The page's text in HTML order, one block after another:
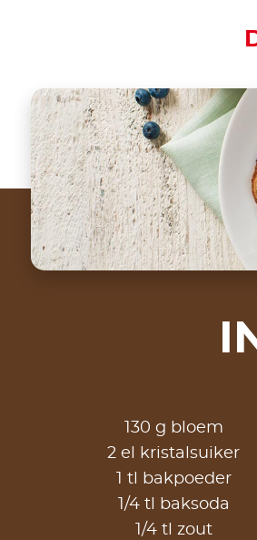
130 g bloem
2 el kristalsuiker
1 tl bakpoeder
1/4 tl baksoda
1/4 tl zout